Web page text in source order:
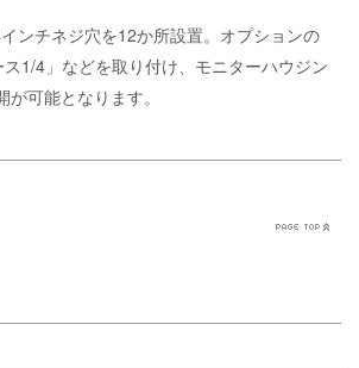
ンチネジ穴を12か所設置。オプションの
ス1/4」などを取り付け、モニターハウジン
可能となります。